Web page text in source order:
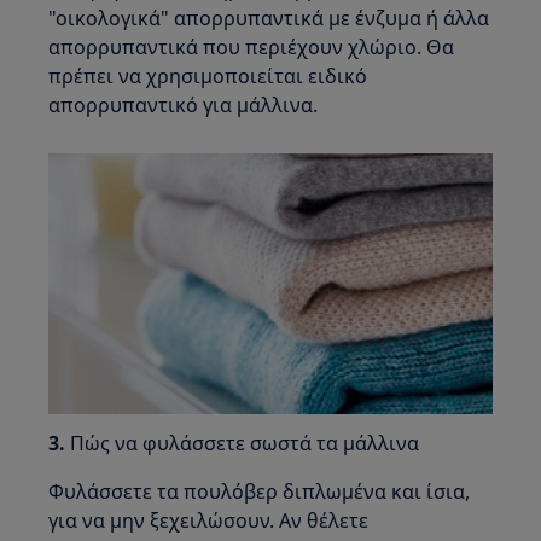
"οικολογικά" απορρυπαντικά με ένζυμα ή άλλα
απορρυπαντικά που περιέχουν χλώριο. Θα
πρέπει να χρησιμοποιείται ειδικό
απορρυπαντικό για μάλλινα.
3. Πώς να φυλάσσετε σωστά τα μάλλινα
Φυλάσσετε τα πουλόβερ διπλωμένα και ίσια,
για να μην ξεχειλώσουν. Αν θέλετε